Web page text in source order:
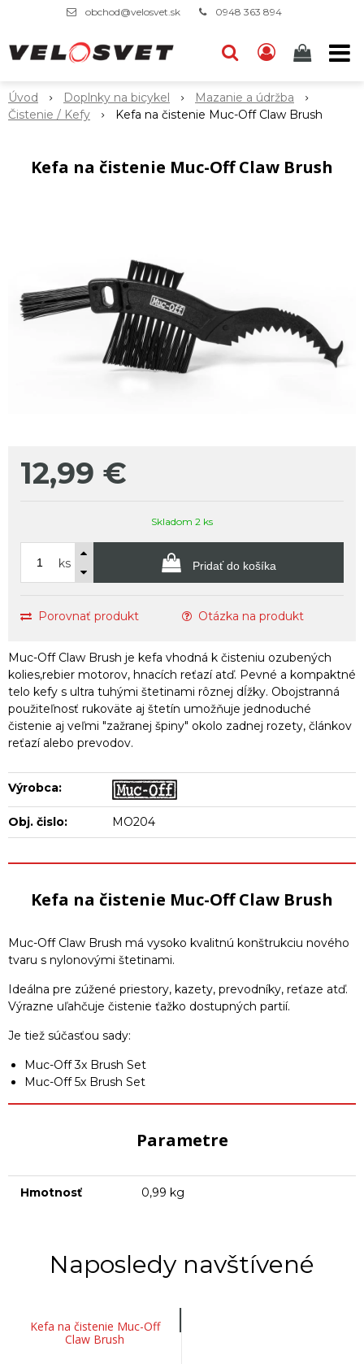
obchod@velosvet.sk 0948 363 894
Úvod Doplnky na bicykel
Mazanie a údržba
Čistenie / Kefy
Kefa na čistenie Muc-Off Claw Brush
Kefa na čistenie Muc-Off Claw Brush
12,99 €
Skladom 2 ks
ks Pridať do košíka
Porovnať produkt Otázka na produkt
Muc-Off Claw Brush je kefa vhodná k čisteniu ozubených
kolies,rebier motorov, hnacích reťazí atď. Pevné a kompaktné
telo kefy s ultra tuhými štetinami rôznej dĺžky. Obojstranná
použiteľnosť rukoväte aj štetín umožňuje jednoduché
čistenie aj veľmi "zažranej špiny" okolo zadnej rozety, článkov
reťazí alebo prevodov.
Výrobca:
Obj. čislo: MO204
Kefa na čistenie Muc-Off Claw Brush
Muc-Off Claw Brush má vysoko kvalitnú konštrukciu nového
tvaru s nylonovými štetinami.
Ideálna pre zúžené priestory, kazety, prevodníky, reťaze atď.
Výrazne uľahčuje čistenie ťažko dostupných partií.
Je tiež súčasťou sady:
Muc-Off 3x Brush Set
Muc-Off 5x Brush Set
Parametre
Hmotnosť 0,99 kg
Naposledy navštívené
Kefa na čistenie Muc-Off
Claw Brush